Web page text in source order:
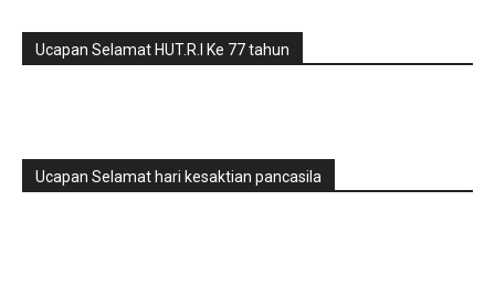
Ucapan Selamat HUT.R.I Ke 77 tahun
Ucapan Selamat hari kesaktian pancasila